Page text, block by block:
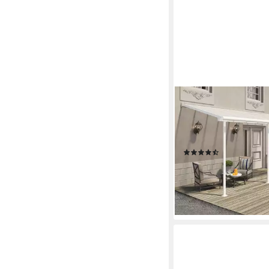
PALRAM - CANOPIA
Terrassendach, BxT:
Bedachung
690x230 cm
1.953,72 € UVP
56,72 €mtl. in 48 Raten
-2%
lieferbar - in 4-5